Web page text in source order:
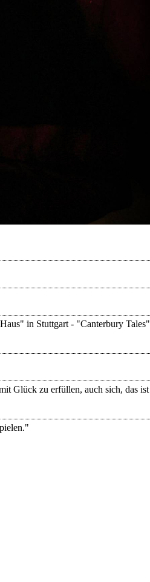
in Stuttgart - "Canterbury Tales"
Glück zu erfüllen, auch sich, das ist